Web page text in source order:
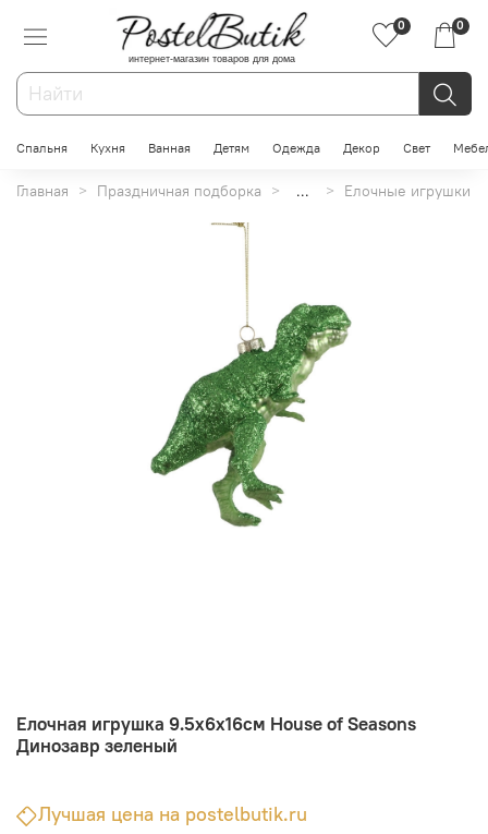
интернет-магазин товаров для дома
0 0
Спальня Кухня Ванная Детям Одежда Декор Свет
Главная Праздничная подборка ... Елочные игрушки
Елочная игрушка 9.5х6х16см House of Seasons
Динозавр зеленый
Лучшая цена на postelbutik.ru